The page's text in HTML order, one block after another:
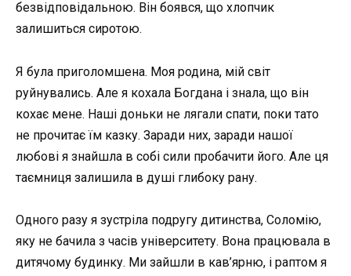
безвідповідальною. Він боявся, що хлопчик
залишиться сиротою.
Я була приголомшена. Моя родина, мій світ
руйнувались. Але я кохала Богдана і знала, що він
кохає мене. Наші доньки не лягали спати, поки тато
не прочитає їм казку. Заради них, заради нашої
любові я знайшла в собі сили пробачити його. Але ця
таємниця залишила в душі глибоку рану.
Одного разу я зустріла подругу дитинства, Соломію,
яку не бачила з часів університету. Вона працювала в
дитячому будинку. Ми зайшли в кав’ярню, і раптом я